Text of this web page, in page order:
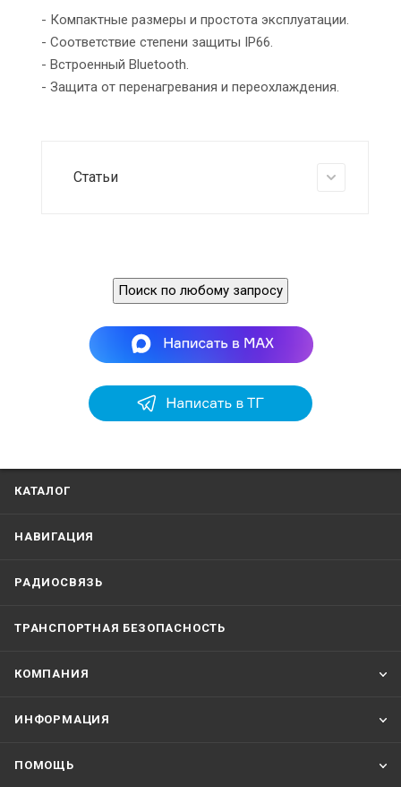
- Компактные размеры и простота эксплуатации.
- Соответствие степени защиты IP66.
- Встроенный Bluetooth.
- Защита от перенагревания и переохлаждения.
Статьи
Поиск по любому запросу
КАТАЛОГ
НАВИГАЦИЯ
РАДИОСВЯЗЬ
ТРАНСПОРТНАЯ БЕЗОПАСНОСТЬ
КОМПАНИЯ
ИНФОРМАЦИЯ
ПОМОЩЬ